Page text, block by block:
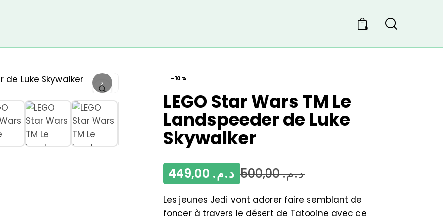
0
› -10%
LEGO Star Wars TM Le
Landspeeder de Luke
Skywalker
د.م.500,00 د.م.
Les jeunes Jedi vont adorer faire semblant de
foncer à travers le désert de Tatooine avec ce